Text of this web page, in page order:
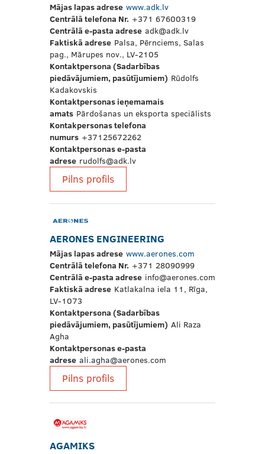
Mājas lapas adrese www.adk.lv
Centrālā telefona Nr. +371 67600319
Centrālā e-pasta adrese adk@adk.lv
Faktiskā adrese Palsa, Pērnciems, Salas
pag., Mārupes nov., LV-2105
Kontaktpersona (Sadarbības
piedāvājumiem, pasūtījumiem) Rūdolfs
Kadakovskis
Kontaktpersonas ieņemamais
amats Pārdošanas un eksporta speciālists
Kontakpersonas telefona
numurs +37125672262
Kontaktpersonas e-pasta
adrese rudolfs@adk.lv
Pilns profils
AERONES ENGINEERING
Mājas lapas adrese www.aerones.com
Centrālā telefona Nr. +371 28090999
Centrālā e-pasta adrese info@aerones.com
Faktiskā adrese Katlakalna iela 11, Rīga,
LV-1073
Kontaktpersona (Sadarbības
piedāvājumiem, pasūtījumiem) Ali Raza
Agha
Kontaktpersonas e-pasta
adrese ali.agha@aerones.com
Pilns profils
AGAMIKS